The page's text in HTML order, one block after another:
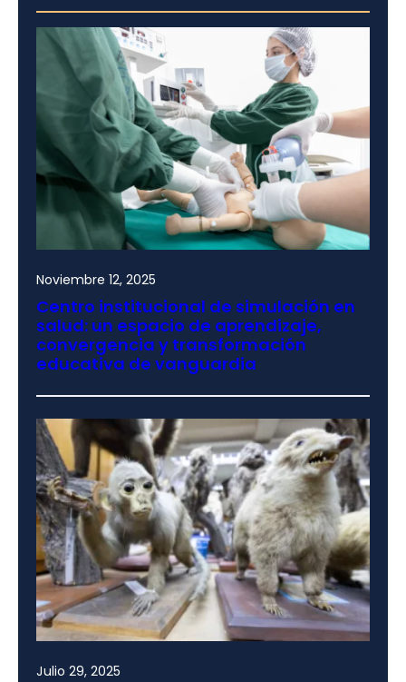
Noviembre 12, 2025
Centro institucional de simulación en
salud: un espacio de aprendizaje,
convergencia y transformación
educativa de vanguardia
Julio 29, 2025